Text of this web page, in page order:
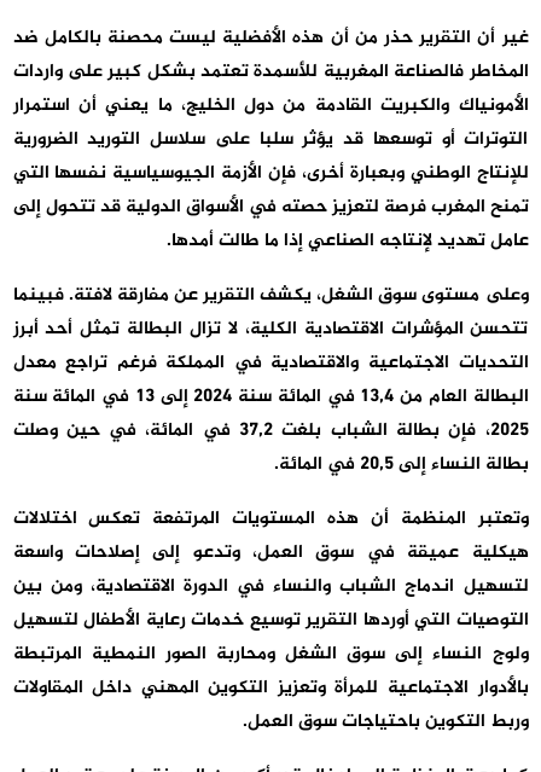
غير أن التقرير حذر من أن هذه الأفضلية ليست محصنة بالكامل ضد
المخاطر فالصناعة المغربية للأسمدة تعتمد بشكل كبير على واردات
الأمونياك والكبريت القادمة من دول الخليج، ما يعني أن استمرار
التوترات أو توسعها قد يؤثر سلبا على سلاسل التوريد الضرورية
للإنتاج الوطني وبعبارة أخرى، فإن الأزمة الجيوسياسية نفسها التي
تمنح المغرب فرصة لتعزيز حصته في الأسواق الدولية قد تتحول إلى
عامل تهديد لإنتاجه الصناعي إذا ما طالت أمدها.
وعلى مستوى سوق الشغل، يكشف التقرير عن مفارقة لافتة. فبينما
تتحسن المؤشرات الاقتصادية الكلية، لا تزال البطالة تمثل أحد أبرز
التحديات الاجتماعية والاقتصادية في المملكة فرغم تراجع معدل
البطالة العام من 13,4 في المائة سنة 2024 إلى 13 في المائة سنة
2025، فإن بطالة الشباب بلغت 37,2 في المائة، في حين وصلت
بطالة النساء إلى 20,5 في المائة.
وتعتبر المنظمة أن هذه المستويات المرتفعة تعكس اختلالات
هيكلية عميقة في سوق العمل، وتدعو إلى إصلاحات واسعة
لتسهيل اندماج الشباب والنساء في الدورة الاقتصادية، ومن بين
التوصيات التي أوردها التقرير توسيع خدمات رعاية الأطفال لتسهيل
ولوج النساء إلى سوق الشغل ومحاربة الصور النمطية المرتبطة
بالأدوار الاجتماعية للمرأة وتعزيز التكوين المهني داخل المقاولات
وربط التكوين باحتياجات سوق العمل.